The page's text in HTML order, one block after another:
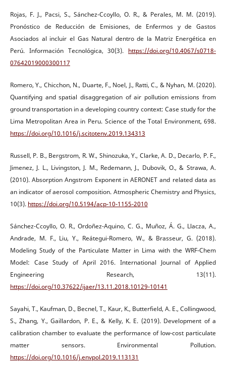
Rojas, F. J., Pacsi, S., Sánchez-Ccoyllo, O. R., & Perales, M. M. (2019).
Pronóstico de Reducción de Emisiones, de Enfermos y de Gastos
Asociados al incluir el Gas Natural dentro de la Matriz Energética en
Perú. Información Tecnológica, 30(3). https://doi.org/10.4067/s0718-
07642019000300117
Romero, Y., Chicchon, N., Duarte, F., Noel, J., Ratti, C., & Nyhan, M. (2020).
Quantifying and spatial disaggregation of air pollution emissions from
ground transportation in a developing country context: Case study for the
Lima Metropolitan Area in Peru. Science of the Total Environment, 698.
https://doi.org/10.1016/j.scitotenv.2019.134313
Russell, P. B., Bergstrom, R. W., Shinozuka, Y., Clarke, A. D., Decarlo, P. F.,
Jimenez, J. L., Livingston, J. M., Redemann, J., Dubovik, O., & Strawa, A.
(2010). Absorption Angstrom Exponent in AERONET and related data as
an indicator of aerosol composition. Atmospheric Chemistry and Physics,
10(3). https://doi.org/10.5194/acp-10-1155-2010
Sánchez-Ccoyllo, O. R., Ordoñez-Aquino, C. G., Muñoz, Á. G., Llacza, A.,
Andrade, M. F., Liu, Y., Reátegui-Romero, W., & Brasseur, G. (2018).
Modeling Study of the Particulate Matter in Lima with the WRF-Chem
Model: Case Study of April 2016. International Journal of Applied
Engineering Research, 13(11).
https://doi.org/10.37622/ijaer/13.11.2018.10129-10141
Sayahi, T., Kaufman, D., Becnel, T., Kaur, K., Butterfield, A. E., Collingwood,
S., Zhang, Y., Gaillardon, P. E., & Kelly, K. E. (2019). Development of a
calibration chamber to evaluate the performance of low-cost particulate
matter sensors. Environmental Pollution.
https://doi.org/10.1016/j.envpol.2019.113131